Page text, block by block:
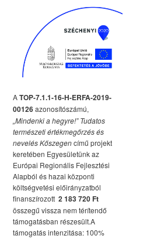
ATOP-7.1.1-16-H-ERFA-2019-
00126azonosítószámú,
„Mindenki a hegyre!” Tudatos
természeti értékmegőrzés és
nevelés Kőszegencímű projekt
keretében Egyesületünk az
Európai Regionális Fejlesztési
Alapból és hazai központi
költségvetési előirányzatból
finanszírozott 2 183 720 Ft
összegű vissza nem térítendő
támogatásban részesült.A
támogatás intenzitása: 100%